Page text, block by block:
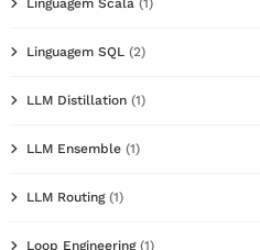
Linguagem Scala (1)
Linguagem SQL (2)
LLM Distillation (1)
LLM Ensemble (1)
LLM Routing(1)
Loop Engineering(1)